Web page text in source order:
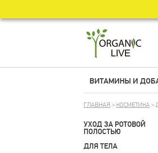
ВИТАМИНЫ И
ГЛАВНАЯ > КОСМЕТИКА>
УХОД ЗА РОТОВОЙ
ПОЛОСТЬЮ
ДЛЯ ТЕЛА